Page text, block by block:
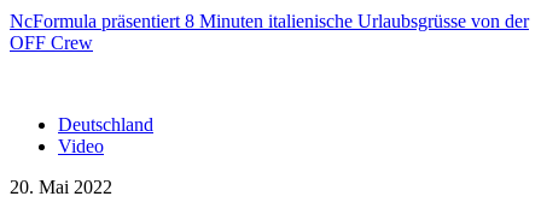
NcFormula präsentiert 8 Minuten italienische Urlaubsgrüsse von der
OFF Crew
Deutschland
Video
20. Mai 2022